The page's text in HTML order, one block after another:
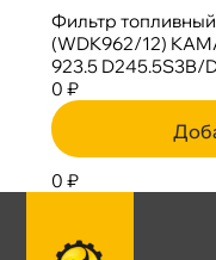
Фильтр
(WDK962/12)
923.5 D245.5S3B/
0 ₽
0 ₽